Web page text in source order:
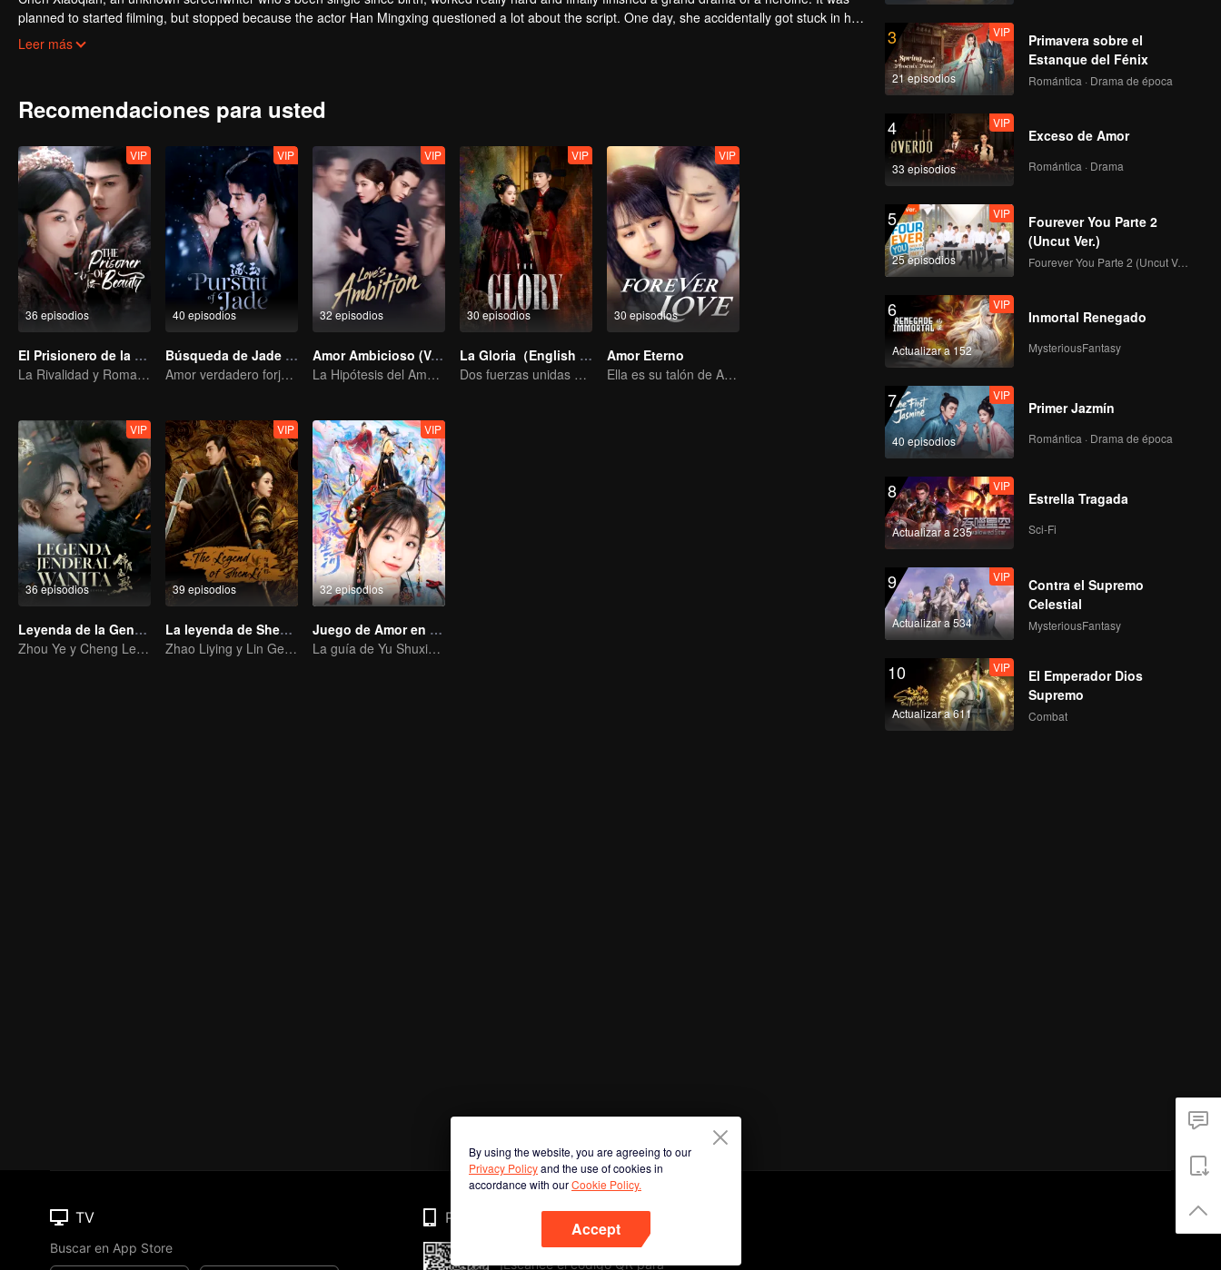
planned to started filming, but stopped because the actor Han Mingxing questioned a lot about the script. One day, she accidentally got stuck in her
own script and turned into the third princess of DongLiang, a country where females dominate. The third princess past self was determined to
Leer más
Recomendaciones para usted
36 episodios
VIP
El Prisionero de la Belleza (English Ver.)
La Rivalidad y Romance de Song Zu'er y Liu Yuning
40 episodios
VIP
Búsqueda de Jade (Versión en Inglés)
Amor verdadero forjado en las llamas de la guerra
32 episodios
VIP
Amor Ambicioso (Versión en Inglés)
La Hipótesis del Amor Verdadero de Zhao Lusi y Chen Weiting
30 episodios
VIP
La Gloria（English Version）
Dos fuerzas unidas para romper el dilema
30 episodios
VIP
Amor Eterno
Ella es su talón de Aquiles y su armadura.
36 episodios
VIP
Leyenda de la Generala (English Ver.)
Zhou Ye y Cheng Lei: Jóvenes generales que protegen a su patria
39 episodios
VIP
La leyenda de ShenLi
Zhao Liying y Lin Gengxin Cooperan Nuevamente
32 episodios
VIP
Juego de Amor en la Fantasía Oriental(English Ver.)
La guía de Yu Shuxin para conquistar a Ding Yuxi
3
21 episodios
VIP
Primavera sobre el
Estanque del Fénix
Romántica · Drama de época
4
33 episodios
VIP
Exceso de Amor
Romántica · Drama
5
25 episodios
VIP
Fourever You Parte 2
(Uncut Ver.)
Fourever You Parte 2 (Uncut Ver.)
6
Actualizar a 152
VIP
Inmortal Renegado
MysteriousFantasy
7
40 episodios
VIP
Primer Jazmín
Romántica · Drama de época
8
Actualizar a 235
VIP
Estrella Tragada
Sci-Fi
9
Actualizar a 534
VIP
Contra el Supremo
Celestial
MysteriousFantasy
10
Actualizar a 611
VIP
El Emperador Dios
Supremo
Combat
By using the website, you are agreeing to our
Privacy Policyand the use of cookies in
accordance with ourCookie Policy.
Accept
TV
Buscar en App Store
Phone
¡Escanee el código QR para